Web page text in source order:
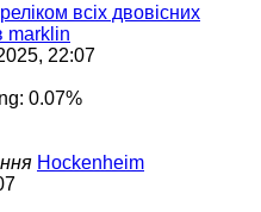
всіх двовісних
marklin
22:07
0.07%
Hockenheim